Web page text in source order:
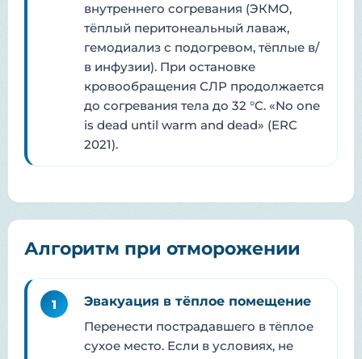
внутреннего согревания (ЭКМО,
тёплый перитонеальный лаваж,
гемодиализ с подогревом, тёплые в/
в инфузии). При остановке
кровообращения СЛР продолжается
до согревания тела до 32 °C. «No one
is dead until warm and dead» (ERC
2021).
Алгоритм при отморожении
1
Эвакуация в тёплое помещение
Перенести пострадавшего в тёплое
сухое место. Если в условиях, не